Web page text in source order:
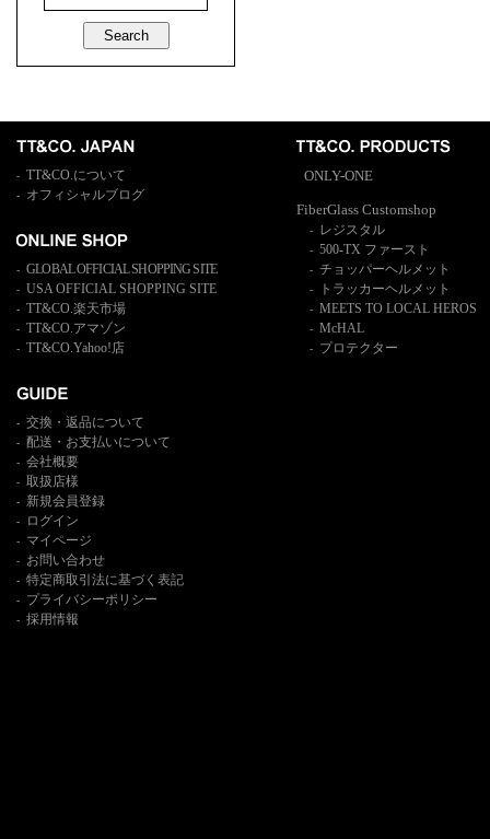
- TT&CO.について
- オフィシャルブログ
- GLOBAL OFFICIAL SHOPPING SITE
- USA OFFICIAL SHOPPING SITE
- TT&CO.楽天市場
- TT&CO.アマゾン
- TT&CO.Yahoo!店
- 交換・返品について
- 配送・お支払いについて
- 会社概要
- 取扱店様
- 新規会員登録
- ログイン
- マイページ
- お問い合わせ
- 特定商取引法に基づく表記
- プライバシーポリシー
- 採用情報
ONLY-ONE
FiberGlass Customshop
- レジスタル
- 500-TX ファースト
- チョッパーヘルメット
- トラッカーヘルメット
- MEETS TO LOCAL HEROS
- McHAL
- プロテクター